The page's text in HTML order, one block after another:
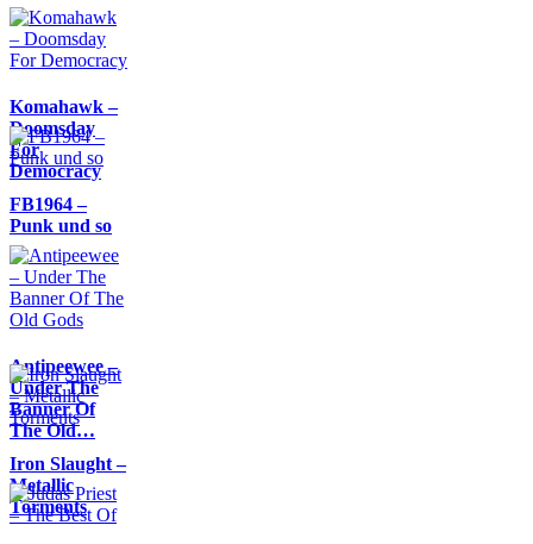
Komahawk –
Doomsday
For
Democracy
FB1964 –
Punk und so
Antipeewee –
Under The
Banner Of
The Old…
Iron Slaught –
Metallic
Torments